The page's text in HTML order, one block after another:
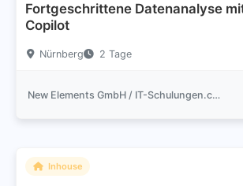
Fortgeschrittene Datenanalyse
Copilot
Nürnberg 2 Tage
New Elements GmbH / IT-Schulungen.com
Inhouse